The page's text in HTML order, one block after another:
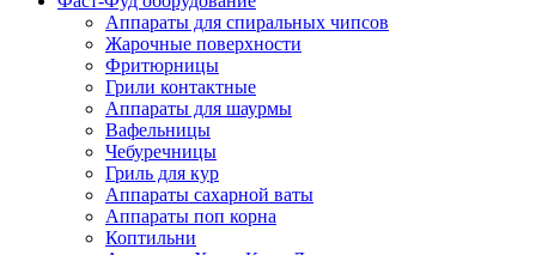
Аппараты для спиральных чипсов
Жарочные поверхности
Фритюрницы
Грили контактные
Аппараты для шаурмы
Вафельницы
Чебуречницы
Гриль для кур
Аппараты сахарной ваты
Аппараты поп корна
Коптильни